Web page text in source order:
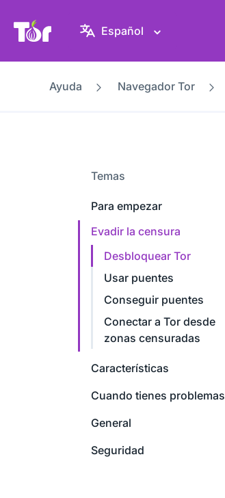
Web del Proyecto Tor
Español
Ayuda Navegador Tor
Temas
Para empezar
Evadir la censura
Desbloquear Tor
Usar puentes
Conseguir puentes
Conectar a Tor desde
zonas censuradas
Características
Cuando tienes problemas
General
Seguridad